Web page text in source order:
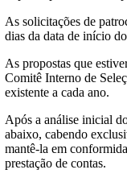
As solicitações de
dias da data de início
As propostas que
Comitê Interno de
existente a cada ano.
Após a análise inicial
abaixo, cabendo
mantê-la em
prestação de contas.